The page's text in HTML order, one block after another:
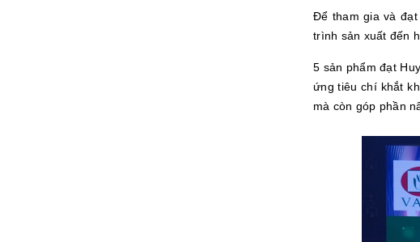
Để tham gia và
trình sản xuất đến
5 sản phẩm đạt
ứng tiêu chí khắt
mà còn góp phần